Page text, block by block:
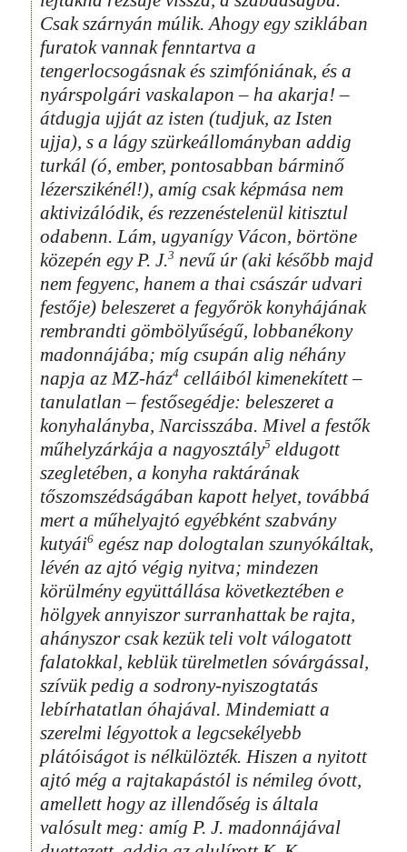
Csak szárnyán múlik. Ahogy egy sziklában
furatok vannak fenntartva a
tengerlocsogásnak és szimfóniának, és a
nyárspolgári vaskalapon – ha akarja! –
átdugja ujját az isten (tudjuk, az Isten
ujja), s a lágy szürkeállományban addig
turkál (ó, ember, pontosabban bárminő
lézerszikénél!), amíg csak képmása nem
aktivizálódik, és rezzenéstelenül kitisztul
odabenn. Lám, ugyanígy Vácon, börtöne
közepén egy P. J.3 nevű úr (aki később majd
nem fegyenc, hanem a thai császár udvari
festője) beleszeret a fegyőrök konyhájának
rembrandti gömbölyűségű, lobbanékony
madonnájába; míg csupán alig néhány
napja az MZ-ház4 celláiból kimenekített –
tanulatlan – festősegédje: beleszeret a
konyhalányba, Narcisszába. Mivel a festők
műhelyzárkája a nagyosztály5 eldugott
szegletében, a konyha raktárának
tőszomszédságában kapott helyet, továbbá
mert a műhelyajtó egyébként szabvány
kutyái6 egész nap dologtalan szunyókáltak,
lévén az ajtó végig nyitva; mindezen
körülmény együttállása következtében e
hölgyek annyiszor surranhattak be rajta,
ahányszor csak kezük teli volt válogatott
falatokkal, keblük türelmetlen sóvárgással,
szívük pedig a sodrony-nyiszogtatás
lebírhatatlan óhajával. Mindemiatt a
szerelmi légyottok a legcsekélyebb
plátóiságot is nélkülözték. Hiszen a nyitott
ajtó még a rajtakapástól is némileg óvott,
amellett hogy az illendőség is általa
valósult meg: amíg P. J. madonnájával